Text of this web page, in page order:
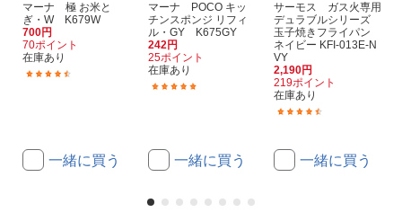
マーナ 極 お米と
ぎ・W K679W
700円
70ポイント
在庫あり
一緒に買う
マーナ POCO キッ
チンスポンジ リフィ
ル・GY K675GY
242円
25ポイント
在庫あり
一緒に買う
サーモス ガス火専用
デュラブルシリーズ
玉子焼きフライパン
ネイビー KFI-013E-N
VY
2,190円
219ポイント
在庫あり
一緒に買う